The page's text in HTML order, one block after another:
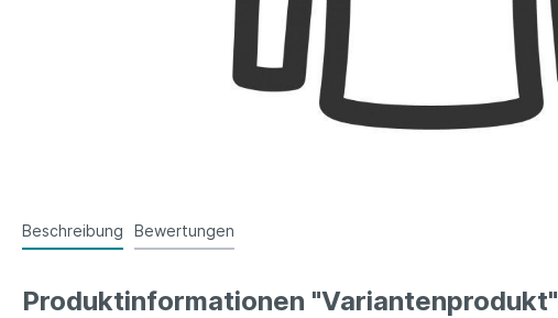
Beschreibung Bewertungen
Produktinformationen "Variantenprodukt"